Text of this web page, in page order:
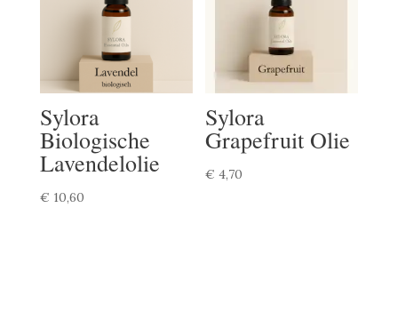
Sylora
Biologische
Lavendelolie
€ 10,60
Sylora
Grapefruit Olie
€ 4,70